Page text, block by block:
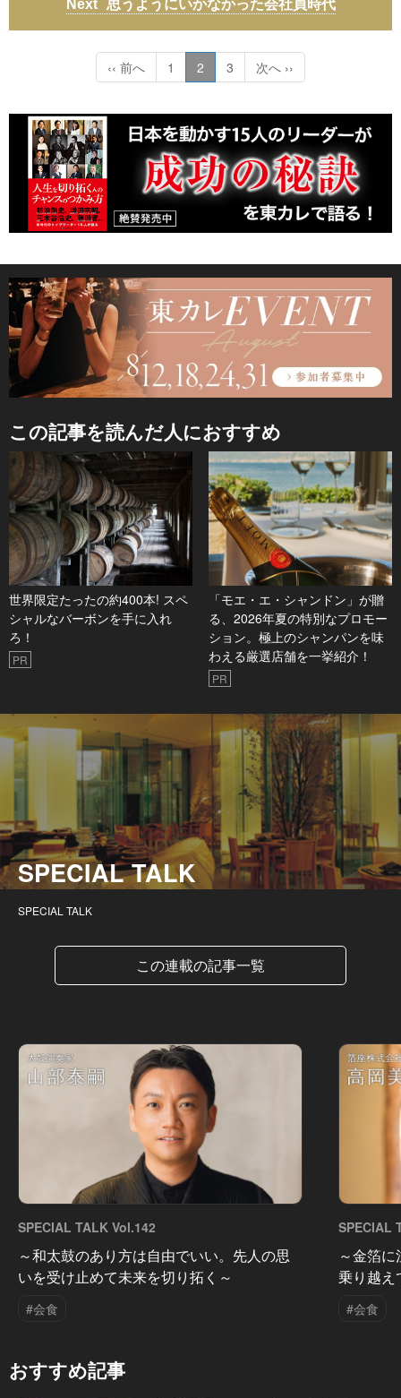
‹‹ 前へ 1 2 3 次へ ››
この記事を読んだ人におすすめ
世界限定たったの約400本! スペ
シャルなバーボンを手に入れ
ろ！
PR
「モエ・エ・シャンドン」が贈
る、2026年夏の特別なプロモー
ション。極上のシャンパンを味
わえる厳選店舗を一挙紹介！
PR
SPECIAL TALK
SPECIAL TALK
この連載の記事一覧
SPECIAL TALK Vol.142
～和太鼓のあり方は自由でいい。先人の思
いを受け止めて未来を切り拓く～
#会食
SPECIAL
～金箔
乗り越え
#会食
おすすめ記事